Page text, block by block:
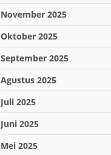
November 2025
Oktober 2025
September 2025
Agustus 2025
Juli 2025
Juni 2025
Mei 2025